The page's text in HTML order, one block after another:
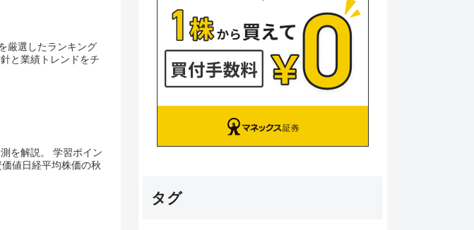
厳選したランキング
と業績トレンドをチ
を解説。 学習ポイン
値日経平均株価の秋
タグ